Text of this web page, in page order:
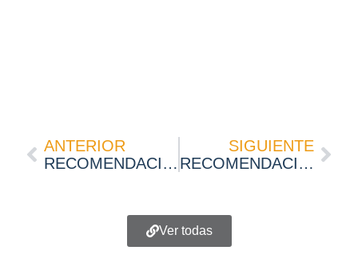
ANTERIOR
RECOMENDACIÓN DE LECTURA PARA LAS NAVIDADES | UNA NAVIDAD DIFERENTE, DE JOHN GRISHAM
SIGUIENTE
RECOMENDACIÓN DE LECTURA | ¿CUÁNTA VERDAD NECESITA EL HOMBRE?, DE RÜDIGER SAFRANSKI
Ver todas